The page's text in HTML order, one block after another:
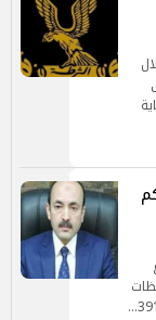
جناية
472079 حكم